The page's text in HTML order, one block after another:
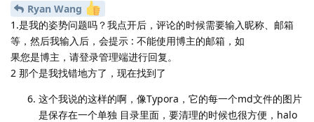
Ryan Wang
1.是我的姿势问题吗？我点开后，评论的时候需要输入昵称、邮箱
等，然后我输入后，会提示 : 不能使用博主的邮箱，如
果您是博主，请登录管理端进行回复。
2 那个是我找错地方了，现在找到了
这个我说的这样的啊，像Typora，它的每一个md文件的图片
是保存在一个单独 目录里面，要清理的时候也很方便，halo